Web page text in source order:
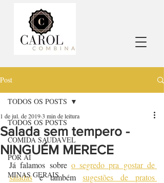
Post
TODOS OS POSTS
COMIDA SAUDÁVEL
POR AÍ
MINAS GERAIS
TODOS OS POSTS
Salada sem tempero -
NINGUÉM MERECE
1 de jul. de 20193 min de leitura
Já falamos sobre o segredo pra gostar de
saladas e também sugestões de pratos